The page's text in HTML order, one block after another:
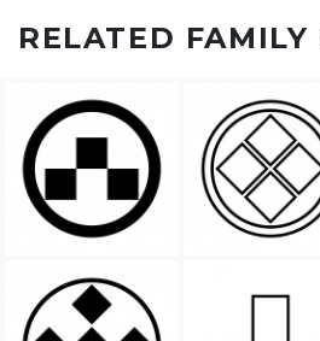
RELATED FAMILY